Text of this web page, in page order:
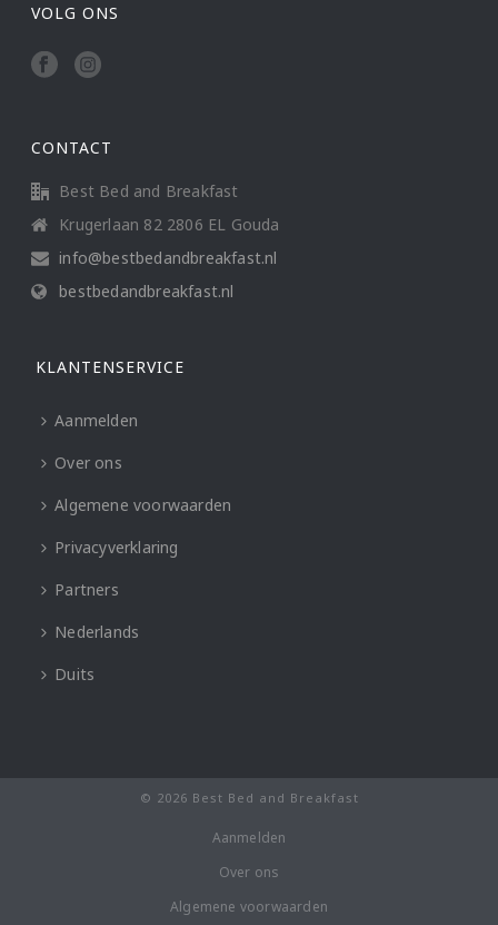
VOLG ONS
CONTACT
Best Bed and Breakfast
Krugerlaan 82 2806 EL Gouda
info@bestbedandbreakfast.nl
bestbedandbreakfast.nl
KLANTENSERVICE
Aanmelden
Over ons
Algemene voorwaarden
Privacyverklaring
Partners
Nederlands
Duits
© 2026 Best Bed and Breakfast
Aanmelden
Over ons
Algemene voorwaarden